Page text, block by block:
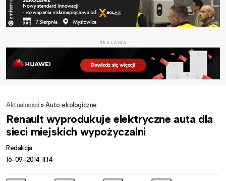
REKLAMA
Aktualności » Auto ekologiczne
Renault wyprodukuje elektryczne auta dla
sieci miejskich wypożyczalni
Redakcja
16-09-2014 11:14